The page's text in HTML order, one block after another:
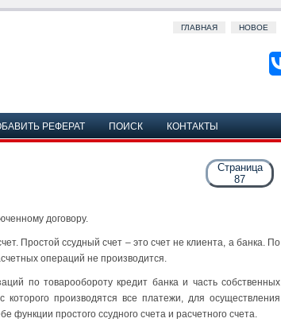
ГЛАВНАЯ НОВОЕ
РЕФЕРАТ ПОИСК КОНТАКТЫ
Страница
87
договору.
Простой ссудный счет – это счет не клиента, а банка. По
операций не производится.
по товарообороту кредит банка и часть собственных
производятся все платежи, для осуществления
функции простого ссудного счета и расчетного счета.